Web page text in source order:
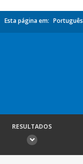
Esta página em: Português
RESULTADOS